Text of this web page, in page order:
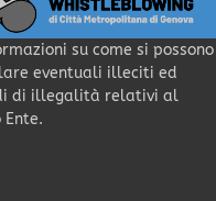
su come si possono
eventuali illeciti ed
di illegalità relativi al
Ente.